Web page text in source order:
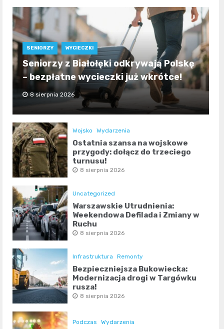
SENIORZY WYCIECZKI
Seniorzy z Białołęki odkrywają Polskę
– bezpłatne wycieczki już wkrótce!
8 sierpnia 2026
Wojsko Wydarzenia
Ostatnia szansa na wojskowe
przygody: dołącz do trzeciego
turnusu!
8 sierpnia 2026
Uncategorized
Warszawskie Utrudnienia:
Weekendowa Defilada i Zmiany w
Ruchu
8 sierpnia 2026
Infrastruktura Remonty
Bezpieczniejsza Bukowiecka:
Modernizacja drogi w Targówku
rusza!
8 sierpnia 2026
Podczas Wydarzenia